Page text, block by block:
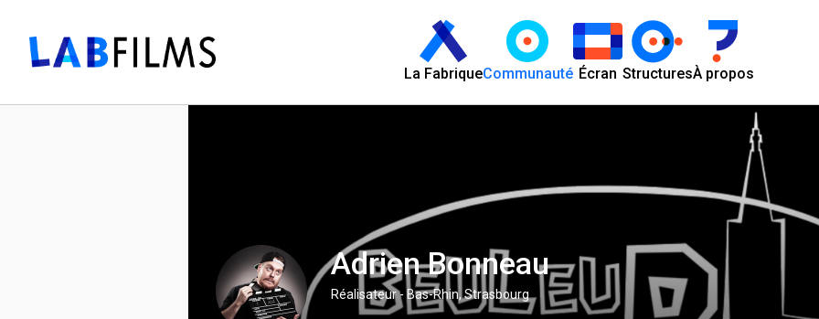
La FabriqueCommunauté Écran StructuresÀ propos
Adrien Bonneau
Réalisateur - Bas-Rhin, Strasbourg